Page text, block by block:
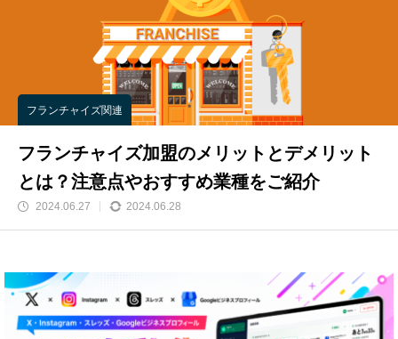
フランチャイズ関連
フランチャイズ加盟のメリットとデメリット
とは？注意点やおすすめ業種をご紹介
2024.06.27 2024.06.28